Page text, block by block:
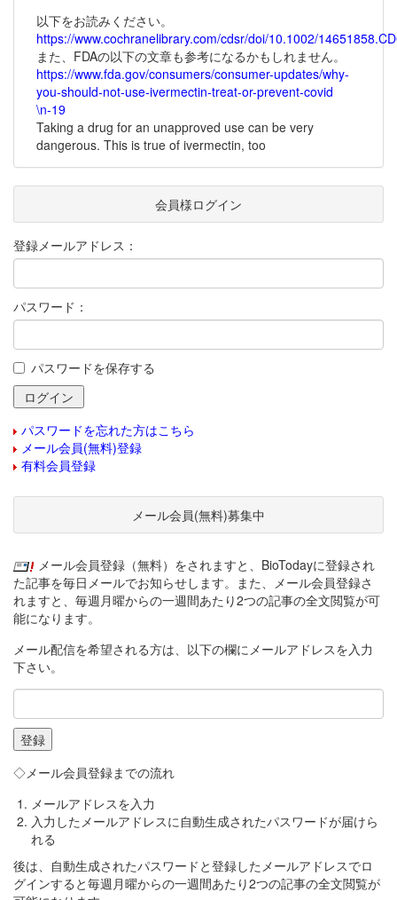
以下をお読みください。
https://www.cochranelibrary.com/cdsr/doi/10.1002/
また、FDAの以下の文章も参考になるかもしれません。
https://www.fda.gov/consumers/consumer-updates/why-
you-should-not-use-ivermectin-treat-or-prevent-covid
\n-19
Taking a drug for an unapproved use can be very
dangerous. This is true of ivermectin, too
会員様ログイン
登録メールアドレス：
パスワード：
パスワードを保存する
パスワードを忘れた方はこちら
メール会員(無料)登録
有料会員登録
メール会員(無料)募集中
メール会員登録（無料）をされますと、BioTodayに登録され
た記事を毎日メールでお知らせします。また、メール会員登録さ
れますと、毎週月曜からの一週間あたり2つの記事の全文閲覧が可
能になります。
メール配信を希望される方は、以下の欄にメールアドレスを入力
下さい。
◇メール会員登録までの流れ
メールアドレスを入力
入力したメールアドレスに自動生成されたパスワードが届けら
れる
後は、自動生成されたパスワードと登録したメールアドレスでロ
グインすると毎週月曜からの一週間あたり2つの記事の全文閲覧が